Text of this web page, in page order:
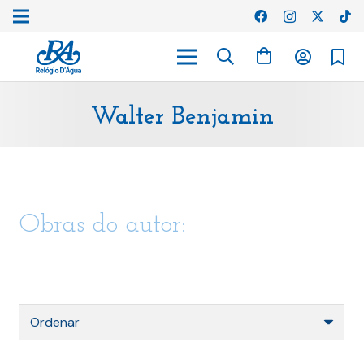
Walter Benjamin
Obras do autor: